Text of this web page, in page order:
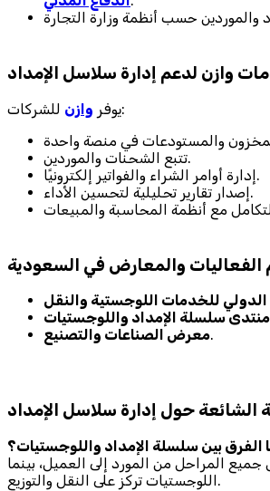
يوفر وازن
للشركات:
تتبع الشحنات والموردين.
إدارة أوامر الشراء والفواتير إلكترونيًا.
إصدار تقارير تحليلية لتحسين الأداء.
للخدمات اللوجستية والنقل
منتدى سلسلة الإمداد واللوجستيات
معرض الصناعات والتصنيع.
الفرق بين سلسلة الإمداد واللوجستيات؟
المراحل من المورد إلى العميل، بينما
اللوجستيات تركز على النقل والتوزيع.